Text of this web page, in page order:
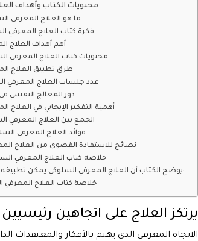
محتويات الكتاب وأهداف
1. ما هو العلاج المعرفي
2. فكرة كتاب العلاج المعرفي
3. أهم أهداف العلاج
4. محتويات كتاب العلاج المعرفي
5. طرق تطبيق العلاج
6. عدد جلسات العلاج المعرفي
7. دور المعالج النفسي
8. أهمية التفكير الإيجابي في العلاج
9. الجمع بين العلاج المعرفي
10. فوائد العلاج المعرفي
11. نصائح للاستفادة القصوى من العلاج
12. خلاصة كتاب العلاج المعرفي
يوضح الكتاب أن العلاج المعرفي السلوكي يمكن تطبيقه بعدة طرق، مثل:
خلاصة كتاب العلاج المعرفي
يرتكز العلاج على اتجاهين
الاتجاه المعرفي الذي يهتم بالأفكار والمعتقدات